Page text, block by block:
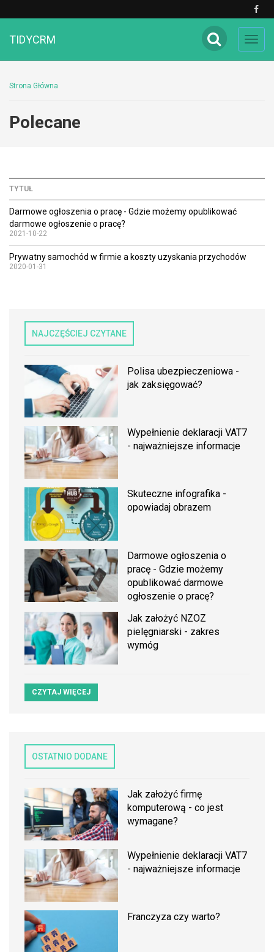
TIDYCRM
Strona Główna
Polecane
TYTUŁ
Darmowe ogłoszenia o pracę - Gdzie możemy opublikować
darmowe ogłoszenie o pracę?
2021-10-22
Prywatny samochód w firmie a koszty uzyskania przychodów
2020-01-31
NAJCZĘŚCIEJ CZYTANE
Polisa ubezpieczeniowa -
jak zaksięgować?
Wypełnienie deklaracji VAT7
- najważniejsze informacje
Skuteczne infografika -
opowiadaj obrazem
Darmowe ogłoszenia o
pracę - Gdzie możemy
opublikować darmowe
ogłoszenie o pracę?
Jak założyć NZOZ
pielęgniarski - zakres
wymóg
CZYTAJ WIĘCEJ
OSTATNIO DODANE
Jak założyć firmę
komputerową - co jest
wymagane?
Wypełnienie deklaracji VAT7
- najważniejsze informacje
Franczyza czy warto?